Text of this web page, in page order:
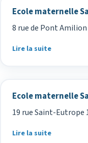
Ecole maternelle
8 rue de Pont
Lire la suite
Ecole maternelle
19 rue Saint-Eutrope
Lire la suite